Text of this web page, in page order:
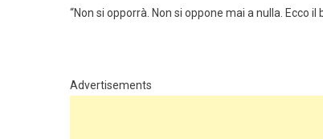
“Non si opporrà. Non si oppone mai a nulla. Ecco il
Advertisements